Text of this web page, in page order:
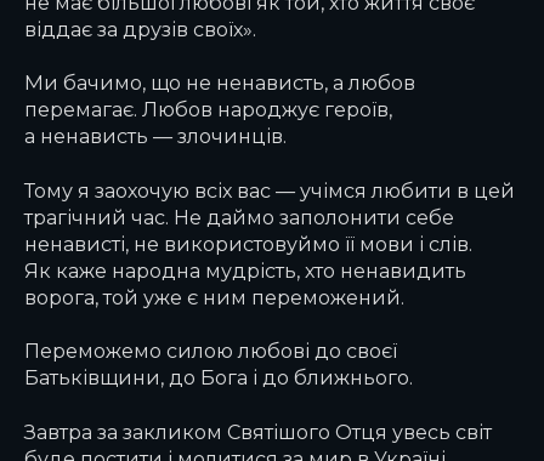
віддає за друзів своїх».
Ми бачимо, що не ненависть, а любов
перемагає. Любов народжує героїв,
а ненависть — злочинців.
Тому я заохочую всіх вас — учімся любити в цей
трагічний час. Не даймо заполонити себе
ненависті, не використовуймо її мови і слів.
Як каже народна мудрість, хто ненавидить
ворога, той уже є ним переможений.
Переможемо силою любові до своєї
Батьківщини, до Бога і до ближнього.
Завтра за закликом Святішого Отця увесь світ